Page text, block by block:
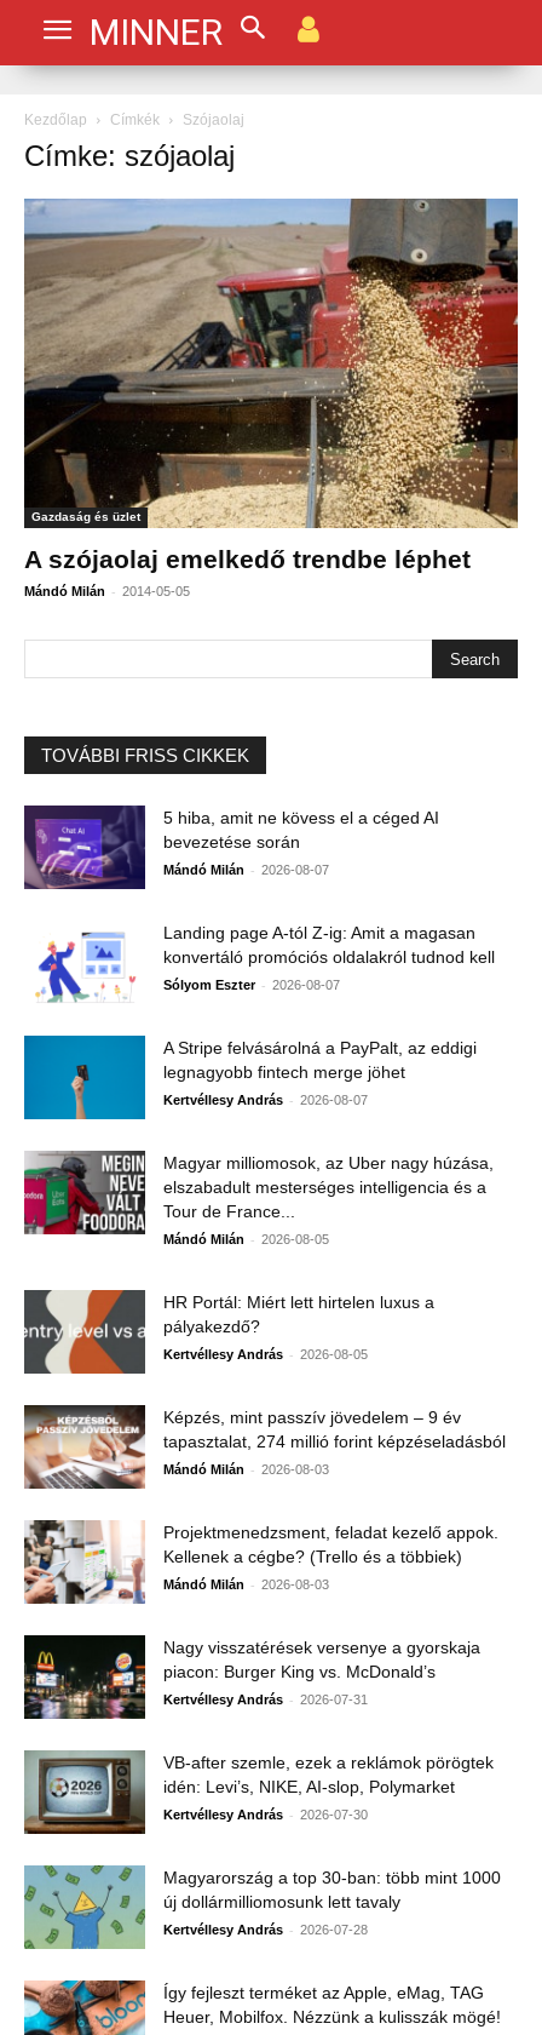
MINNER
Kezdőlap Címkék Szójaolaj
Címke: szójaolaj
Gazdaság és üzlet
A szójaolaj emelkedő trendbe léphet
Mándó Milán - 2014-05-05
TOVÁBBI FRISS CIKKEK
5 hiba, amit ne kövess el a céged AI
bevezetése során
Mándó Milán - 2026-08-07
Landing page A-tól Z-ig: Amit a magasan
konvertáló promóciós oldalakról tudnod kell
Sólyom Eszter - 2026-08-07
A Stripe felvásárolná a PayPalt, az eddigi
legnagyobb fintech merge jöhet
Kertvéllesy András - 2026-08-07
Magyar milliomosok, az Uber nagy húzása,
elszabadult mesterséges intelligencia és a
Tour de France...
Mándó Milán - 2026-08-05
HR Portál: Miért lett hirtelen luxus a
pályakezdő?
Kertvéllesy András - 2026-08-05
Képzés, mint passzív jövedelem – 9 év
tapasztalat, 274 millió forint képzéseladásból
Mándó Milán - 2026-08-03
Projektmenedzsment, feladat kezelő appok.
Kellenek a cégbe? (Trello és a többiek)
Mándó Milán - 2026-08-03
Nagy visszatérések versenye a gyorskaja
piacon: Burger King vs. McDonald’s
Kertvéllesy András - 2026-07-31
VB-after szemle, ezek a reklámok pörögtek
idén: Levi’s, NIKE, AI-slop, Polymarket
Kertvéllesy András - 2026-07-30
Magyarország a top 30-ban: több mint 1000
új dollármilliomosunk lett tavaly
Kertvéllesy András - 2026-07-28
Így fejleszt terméket az Apple, eMag, TAG
Heuer, Mobilfox. Nézzünk a kulisszák mögé!